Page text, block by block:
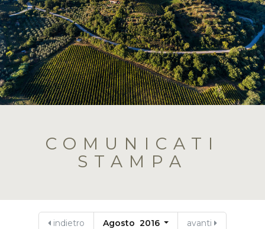
COMUNICATI
STAMPA
indietro Agosto 2016 avanti